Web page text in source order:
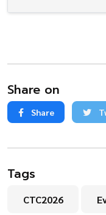
Share on
Share
Tags
CTC2026